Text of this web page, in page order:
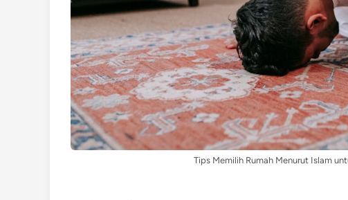
Tips Memilih Rumah Menurut Islam